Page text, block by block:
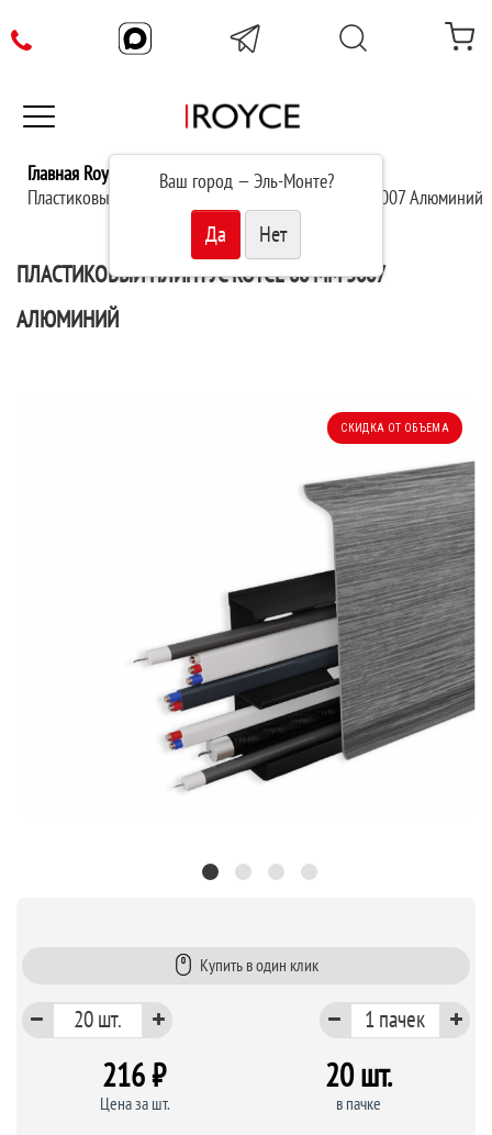
Ваш город —Эль-Монте?
Главная Royce
Плинтус
Пластиковый плинтус Royce 80 мм (2200x80x20) 5007 Алюминий
ПЛАСТИКОВЫЙ ПЛИНТУС ROYCE 80 ММ 5007
АЛЮМИНИЙ
СКИДКА ОТ ОБЪЕМА
Купить в один клик
216 ₽
Цена за шт.
20 шт.
в пачке